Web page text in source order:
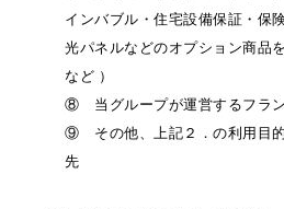
インバブル・住宅設備保証・保
光パネルなどのオプション商品
など ）
⑧ 当グループが運営するフラ
⑨ その他、上記２．の利用目
先